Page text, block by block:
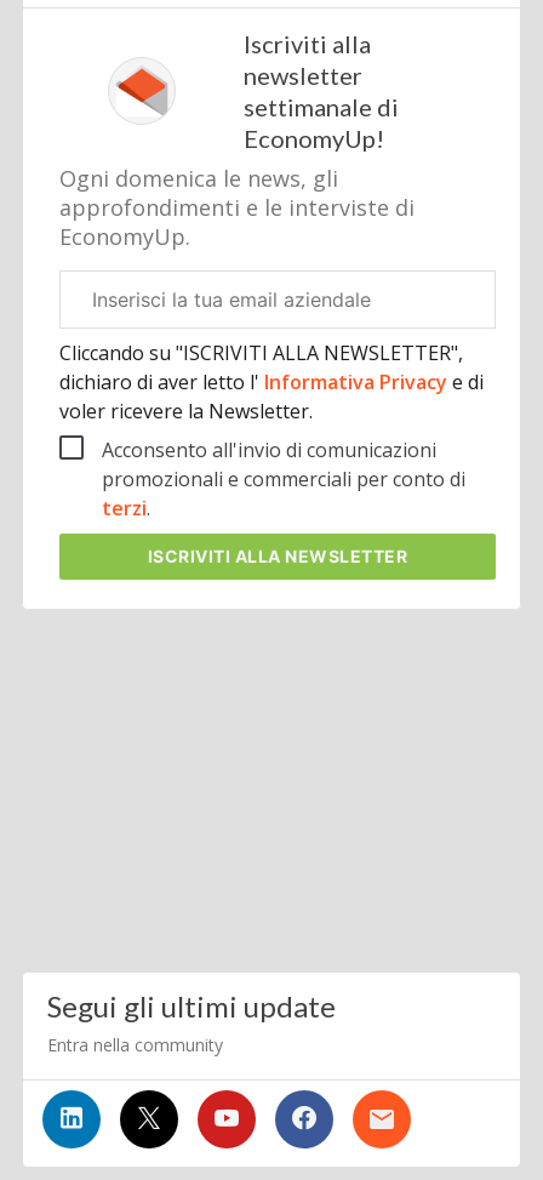
Iscriviti alla
newsletter
settimanale di
EconomyUp!
Ogni domenica le news, gli
approfondimenti e le interviste di
EconomyUp.
aziendale
Cliccando su "ISCRIVITI ALLA NEWSLETTER",
dichiaro di aver letto l' Informativa Privacye di
voler ricevere la Newsletter.
Acconsento all'invio di comunicazioni
promozionali e commerciali per conto di
terzi.
ISCRIVITI ALLA NEWSLETTER
Segui gli ultimi update
Entra nella community